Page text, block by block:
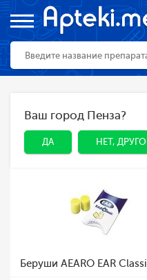
ДА НЕТ, ДРУГОЙ
Ваш город Пенза?
ДА НЕТ,
Главная Каталог Мед.
Беруши
Беруши AEARO EAR